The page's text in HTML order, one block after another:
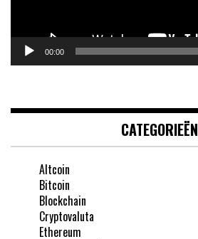
00:00
CATEGORIEËN
Altcoin
Bitcoin
Blockchain
Cryptovaluta
Ethereum